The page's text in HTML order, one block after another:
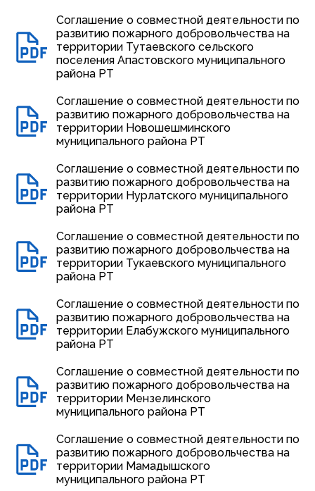
Соглашение о совместной деятельности по
развитию пожарного добровольчества на
территории Тутаевского сельского
поселения Апастовского муниципального
района РТ
Соглашение о совместной деятельности по
развитию пожарного добровольчества на
территории Новошешминского
муниципального района РТ
Соглашение о совместной деятельности по
развитию пожарного добровольчества на
территории Нурлатского муниципального
района РТ
Соглашение о совместной деятельности по
развитию пожарного добровольчества на
территории Тукаевского муниципального
района РТ
Соглашение о совместной деятельности по
развитию пожарного добровольчества на
территории Елабужского муниципального
района РТ
Соглашение о совместной деятельности по
развитию пожарного добровольчества на
территории Мензелинского
муниципального района РТ
Соглашение о совместной деятельности по
развитию пожарного добровольчества на
территории Мамадышского
муниципального района РТ